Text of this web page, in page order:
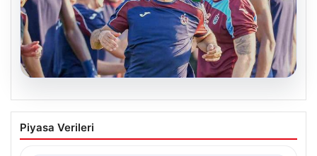
Salah, Trabzonspor’da İlk Antrenmanına
Çıkarak Takımına Entegre Oldu
Piyasa Verileri